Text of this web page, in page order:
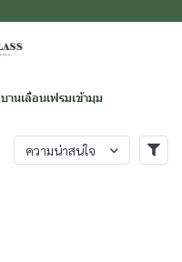
บานเลื่อนเฟรมเข้ามุม
ความน่าสนใจ